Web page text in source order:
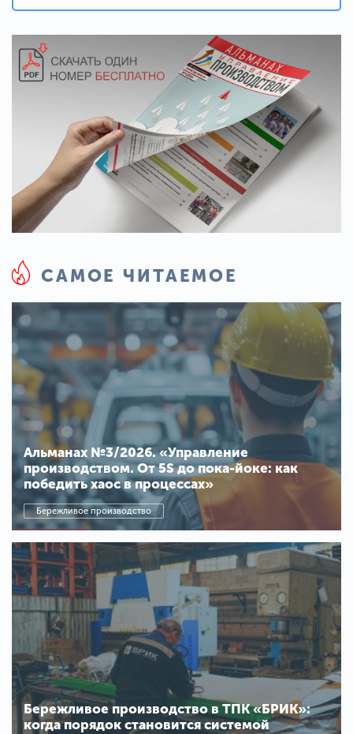
САМОЕ ЧИТАЕМОЕ
Альманах №3/2026. «Управление
производством. От 5S до пока-йоке: как
победить хаос в процессах»
Бережливое производство
Бережливое производство в ТПК «БРИК»:
когда порядок становится системой